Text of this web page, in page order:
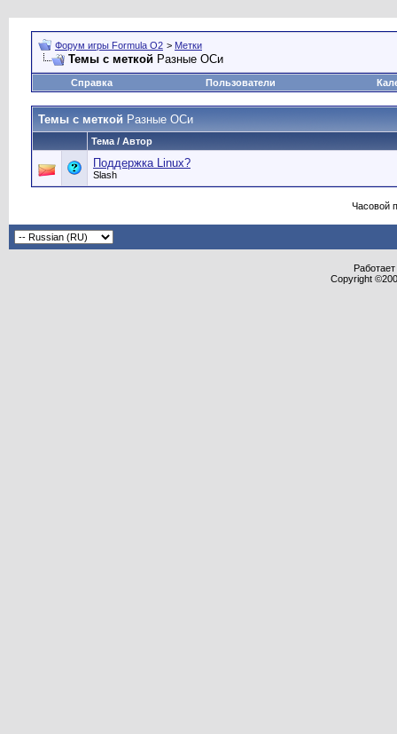
Форум игры Formula O2 > Метки
Темы с меткой Разные ОСи
Справка Пользователи
Темы с меткой Разные ОСи
Тема / Автор
Поддержка Linux?
Slash
Часовой
Copyright